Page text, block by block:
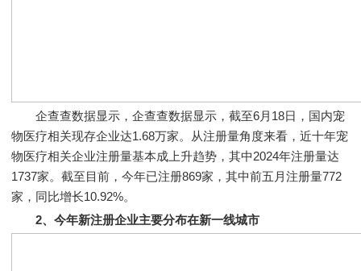
企查查数据显示，企查查数据显示，截至6月18日，国内宠
物医疗相关现存企业达1.68万家。从注册量角度来看，近十年宠
物医疗相关企业注册量基本成上升趋势，其中2024年注册量达
1737家。截至目前，今年已注册869家，其中前五月注册量772
家，同比增长10.92%。
2、今年新注册企业主要分布在新一线城市